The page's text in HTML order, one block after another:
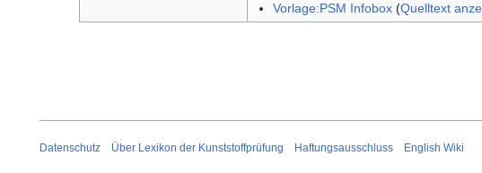
Vorlage:PSM Infobox(Quelltext
Datenschutz Über Lexikon der Kunststoffprüfung Haftungsausschluss English Wiki